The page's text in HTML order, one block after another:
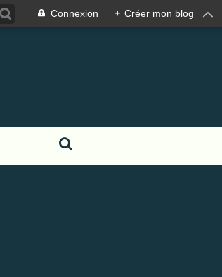
Connexion + Créer mon blog